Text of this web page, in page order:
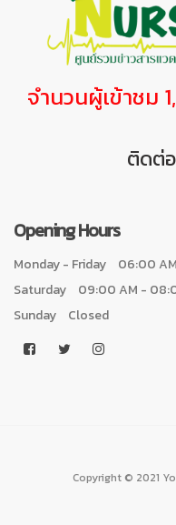
จำนวนผู้เข้าชม
ติดต่อ
Opening Hours
Monday - Friday
06:00
Saturday
09:00 AM -
Sunday
Closed
Copyright © 2021